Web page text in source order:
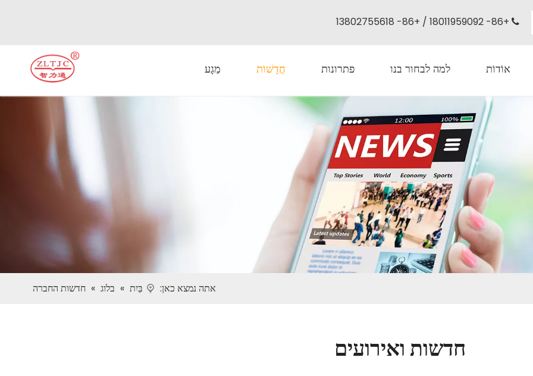

+86- 18011959092 / +86- 13802755618
אוֹדוֹת למה לבחור בנו פתרונות חֲדָשׁוֹת מַגָע
אתה נמצא כאן: בַּיִת » בלוג » חדשות החברה
חדשות ואירועים